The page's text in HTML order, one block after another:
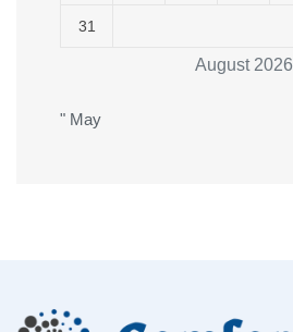
August 2026
31
" May